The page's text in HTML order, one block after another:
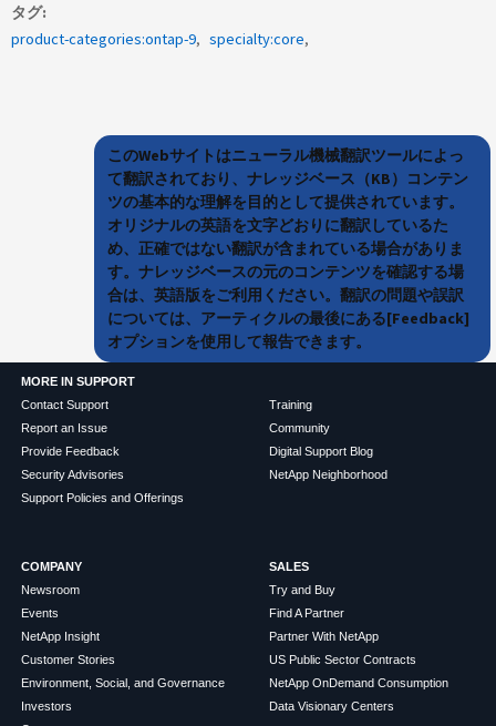
タグ
product-categories:ontap-9
specialty:core
このWebサイトはニューラル機械翻訳ツールによっ
て翻訳されており、ナレッジベース（KB）コンテン
ツの基本的な理解を目的として提供されています。
オリジナルの英語を文字どおりに翻訳しているた
め、正確ではない翻訳が含まれている場合がありま
す。ナレッジベースの元のコンテンツを確認する場
合は、英語版をご利用ください。翻訳の問題や誤訳
については、アーティクルの最後にある[Feedback]
オプションを使用して報告できます。
MORE IN SUPPORT
Contact Support
Report an Issue
Provide Feedback
Security Advisories
Support Policies and Offerings
Training
Community
Digital Support Blog
NetApp Neighborhood
COMPANY
Newsroom
Events
NetApp Insight
Customer Stories
Environment, Social, and Governance
Investors
SALES
Try and Buy
Find A Partner
Partner With NetApp
US Public Sector Contracts
NetApp OnDemand Consumption
Data Visionary Centers